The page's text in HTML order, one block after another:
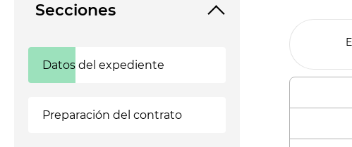
Secciones
Datos del expediente
Preparación del contrato